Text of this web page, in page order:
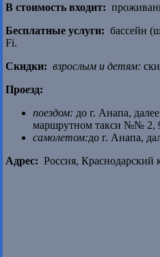
В стоимость входит:
Бесплатные услуги: бассейн
Fi.
Скидки: взрослым и детям:
Проезд:
поездом: до г. Анапа,
маршрутном такси №№ 2,
самолетом:до г. Анапа,
Адрес: Россия, Краснодарский